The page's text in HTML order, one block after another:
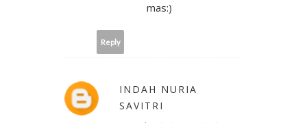
mas:)
Reply
INDAH NURIA
SAVITRI